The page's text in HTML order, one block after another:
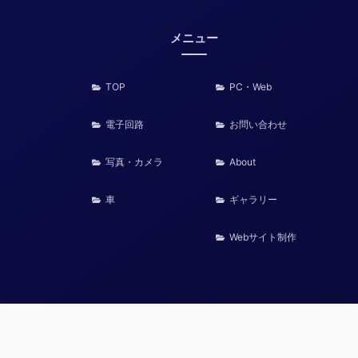
メニュー
TOP
電子回路
写真・カメラ
車
PC・Web
お問い合わせ
About
ギャラリー
Webサイト制作